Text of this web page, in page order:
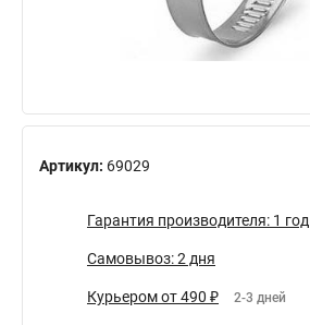
Артикул: 69029
Гарантия производителя: 1 год
Самовывоз: 2 дня
Курьером от 490 ₽ 2-3 дней